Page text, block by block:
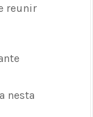
reunir
nesta